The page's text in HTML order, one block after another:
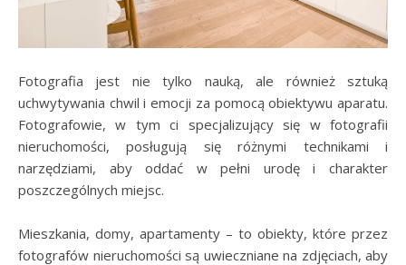
Fotografia jest nie tylko nauką, ale również sztuką
uchwytywania chwil i emocji za pomocą obiektywu aparatu.
Fotografowie, w tym ci specjalizujący się w fotografii
nieruchomości, posługują się różnymi technikami i
narzędziami, aby oddać w pełni urodę i charakter
poszczególnych miejsc.
Mieszkania, domy, apartamenty – to obiekty, które przez
fotografów nieruchomości są uwieczniane na zdjęciach, aby